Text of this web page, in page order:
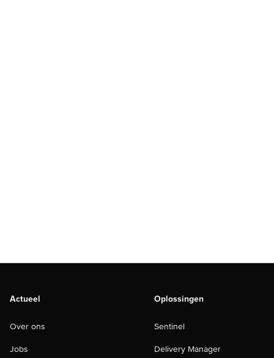
Actueel
Over ons
Jobs
Oplossingen
Sentinel
Delivery Manager